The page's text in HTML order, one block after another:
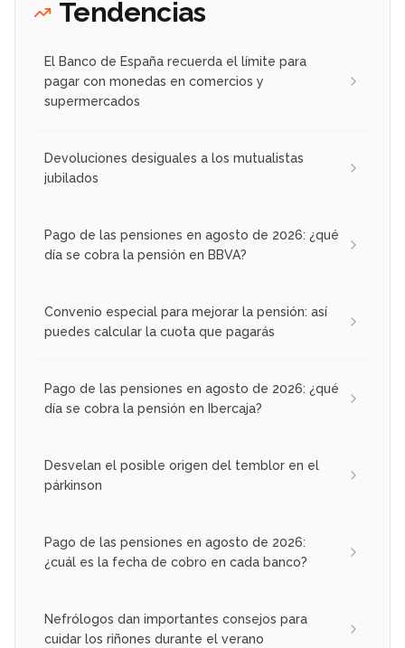
Tendencias
El Banco de España recuerda el límite para
pagar con monedas en comercios y
supermercados
Devoluciones desiguales a los mutualistas
jubilados
Pago de las pensiones en agosto de 2026: ¿qué
día se cobra la pensión en BBVA?
Convenio especial para mejorar la pensión: así
puedes calcular la cuota que pagarás
Pago de las pensiones en agosto de 2026: ¿qué
día se cobra la pensión en Ibercaja?
Desvelan el posible origen del temblor en el
párkinson
Pago de las pensiones en agosto de 2026:
¿cuál es la fecha de cobro en cada banco?
Nefrólogos dan importantes consejos para
cuidar los riñones durante el verano